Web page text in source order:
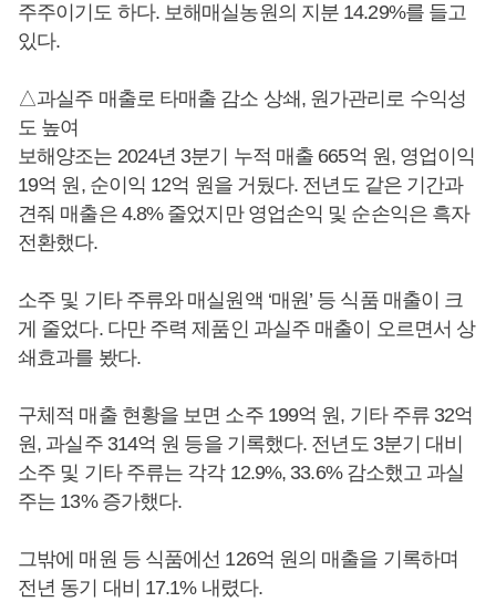
주주이기도 하다. 보해매실농원의 지분 14.29%를 들고
있다.
△과실주 매출로 타매출 감소 상쇄, 원가관리로 수익성
도 높여
보해양조는 2024년 3분기 누적 매출 665억 원, 영업이익
19억 원, 순이익 12억 원을 거뒀다. 전년도 같은 기간과
견줘 매출은 4.8% 줄었지만 영업손익 및 순손익은 흑자
전환했다.
소주 및 기타 주류와 매실원액 ‘매원’ 등 식품 매출이 크
게 줄었다. 다만 주력 제품인 과실주 매출이 오르면서 상
쇄효과를 봤다.
구체적 매출 현황을 보면 소주 199억 원, 기타 주류 32억
원, 과실주 314억 원 등을 기록했다. 전년도 3분기 대비
소주 및 기타 주류는 각각 12.9%, 33.6% 감소했고 과실
주는 13% 증가했다.
그밖에 매원 등 식품에선 126억 원의 매출을 기록하며
전년 동기 대비 17.1% 내렸다.